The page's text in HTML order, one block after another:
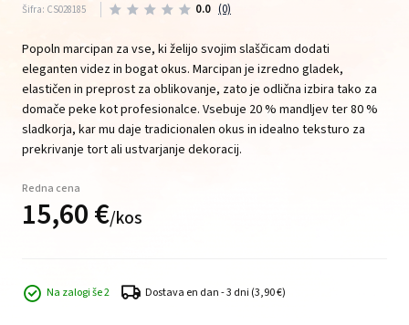
Šifra: CS028185 0.0 (0)
Popoln marcipan za vse, ki želijo svojim slaščicam dodati
eleganten videz in bogat okus. Marcipan je izredno gladek,
elastičen in preprost za oblikovanje, zato je odlična izbira tako za
domače peke kot profesionalce. Vsebuje 20 % mandljev ter 80 %
sladkorja, kar mu daje tradicionalen okus in idealno teksturo za
prekrivanje tort ali ustvarjanje dekoracij.
Redna cena
15,60€/kos
Na zalogi še 2 Dostava en dan - 3 dni (3,90 €)